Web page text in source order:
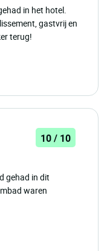
in het hotel.
gastvrij en
terug!
10 / 10
gehad in dit
waren